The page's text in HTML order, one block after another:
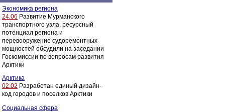
Экономика региона
24.06 Развитие Мурманского
транспортного узла, ресурсный
потенциал региона и
перевооружение судоремонтных
мощностей обсудили на заседании
Госкомиссии по вопросам развития
Арктики
Арктика
02.02 Разработан единый дизайн-
код городов и поселков Арктики
Социальная сфера